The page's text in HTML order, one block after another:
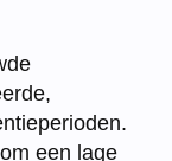
een lage